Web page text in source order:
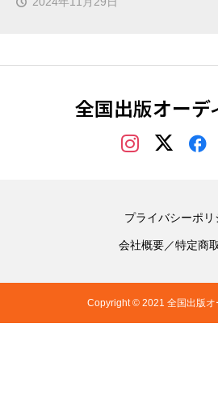
全国出版オーデ
プライバシーポリ
会社概要／特定商
Copyright © 2021 全国出版オ